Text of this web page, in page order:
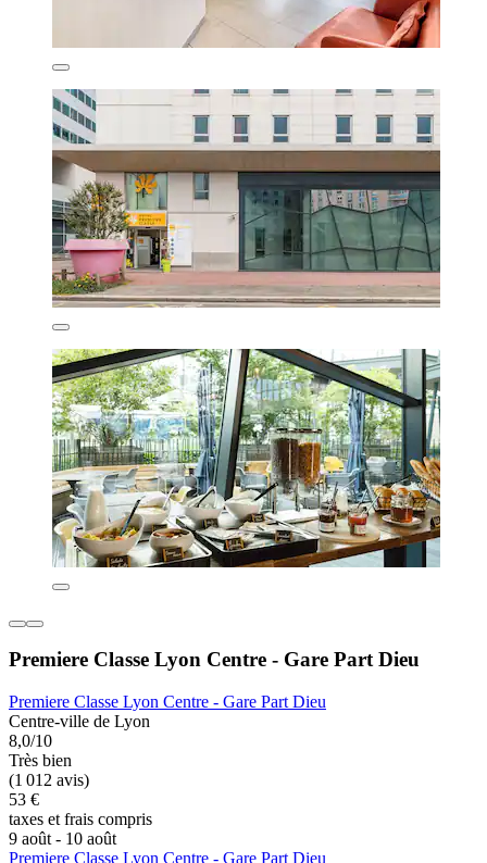
Premiere Classe Lyon Centre - Gare Part Dieu
Premiere Classe Lyon Centre - Gare Part Dieu
Centre-ville de Lyon
8,0/10
Très bien
(1 012 avis)
53 €
taxes et frais compris
9 août - 10 août
Premiere Classe Lyon Centre - Gare Part Dieu